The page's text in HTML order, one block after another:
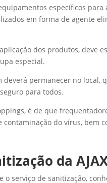
específicos
em forma de agente
dos produtos, deve
especial.
permanecer no local,
para todos.
é de que
contaminação do vírus, bem
da
o serviço de sanitização,